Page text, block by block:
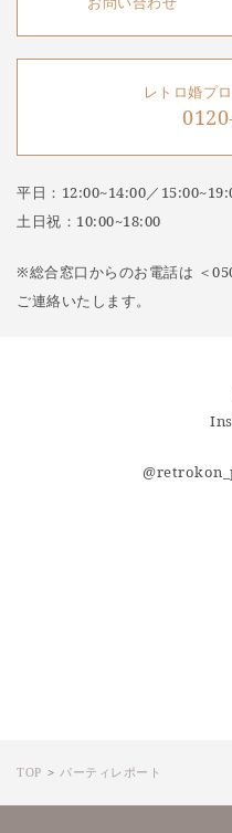
レトロ婚プ
平日：12:00~14:00／
土日祝：10:00~18:00
※総合窓口からのお電話は ＜
ご連絡いたします。
TOP パーティレポート